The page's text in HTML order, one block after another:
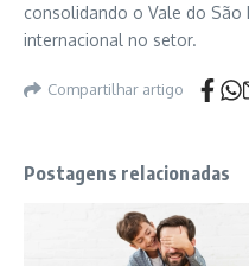
consolidando o Vale do São
internacional no setor.
Compartilhar artigo
Postagens relacionadas